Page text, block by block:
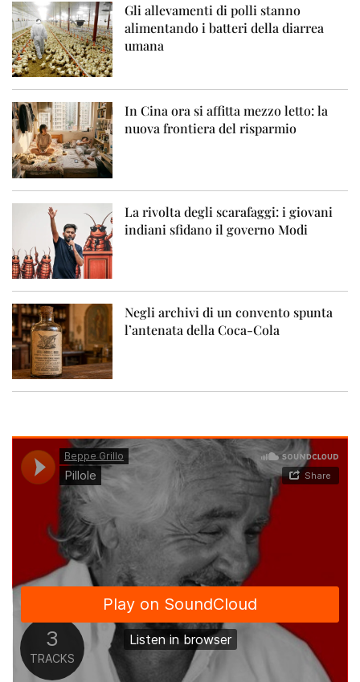
Gli allevamenti di polli stanno
alimentando i batteri della diarrea
umana
In Cina ora si affitta mezzo letto: la
nuova frontiera del risparmio
La rivolta degli scarafaggi: i giovani
indiani sfidano il governo Modi
Negli archivi di un convento spunta
l’antenata della Coca-Cola